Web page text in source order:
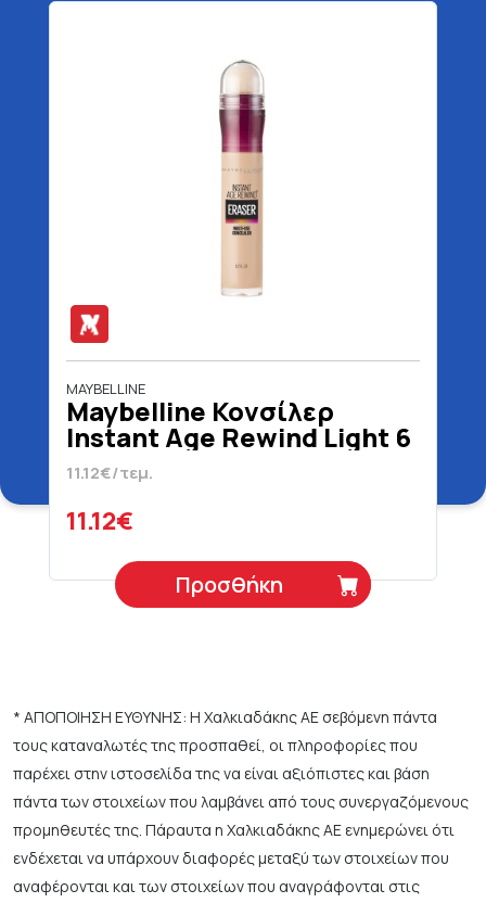
MAYBELLINE
Maybelline Κονσίλερ
Instant Age Rewind Light 6
ml
11.12€/τεμ.
11.12€
Προσθήκη
* ΑΠΟΠΟΙΗΣΗ ΕΥΘΥΝΗΣ: Η Χαλκιαδάκης ΑΕ σεβόμενη πάντα
τους καταναλωτές της προσπαθεί, οι πληροφορίες που
παρέχει στην ιστοσελίδα της να είναι αξιόπιστες και βάση
πάντα των στοιχείων που λαμβάνει από τους συνεργαζόμενους
προμηθευτές της. Πάραυτα η Χαλκιαδάκης ΑΕ ενημερώνει ότι
ενδέχεται να υπάρχουν διαφορές μεταξύ των στοιχείων που
αναφέρονται και των στοιχείων που αναγράφονται στις